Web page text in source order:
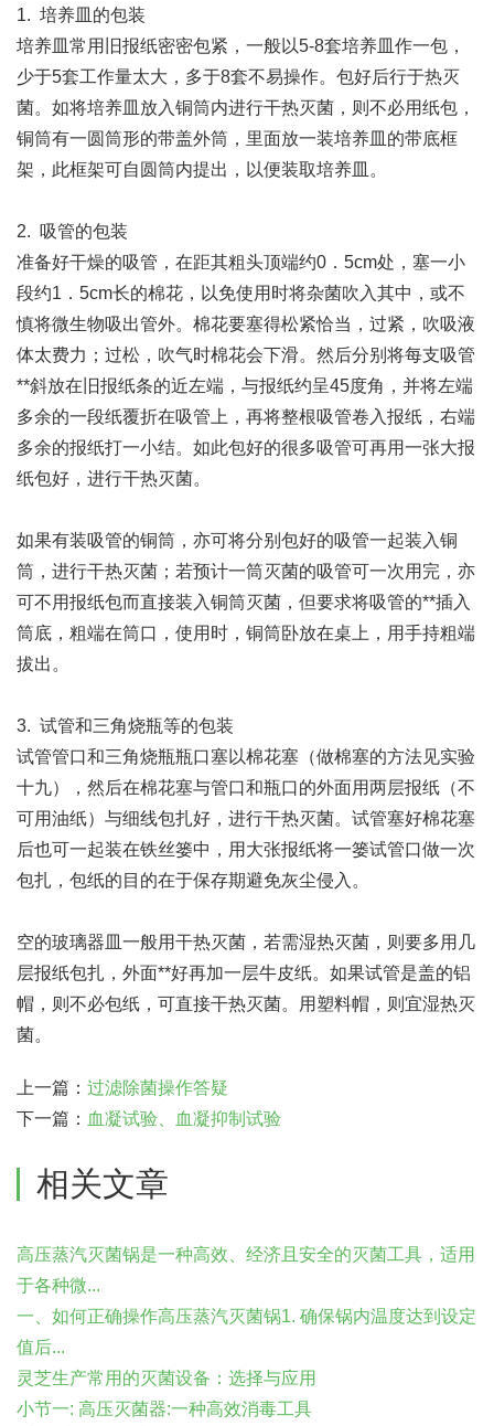
1. 培养皿的包装
培养皿常用旧报纸密密包紧，一般以5-8套培养皿作一包，
少于5套工作量太大，多于8套不易操作。包好后行于热灭
菌。如将培养皿放入铜筒内进行干热灭菌，则不必用纸包，
铜筒有一圆筒形的带盖外筒，里面放一装培养皿的带底框
架，此框架可自圆筒内提出，以便装取培养皿。
2. 吸管的包装
准备好干燥的吸管，在距其粗头顶端约0．5cm处，塞一小
段约1．5cm长的棉花，以免使用时将杂菌吹入其中，或不
慎将微生物吸出管外。棉花要塞得松紧恰当，过紧，吹吸液
体太费力；过松，吹气时棉花会下滑。然后分别将每支吸管
**斜放在旧报纸条的近左端，与报纸约呈45度角，并将左端
多余的一段纸覆折在吸管上，再将整根吸管卷入报纸，右端
多余的报纸打一小结。如此包好的很多吸管可再用一张大报
纸包好，进行干热灭菌。
如果有装吸管的铜筒，亦可将分别包好的吸管一起装入铜
筒，进行干热灭菌；若预计一筒灭菌的吸管可一次用完，亦
可不用报纸包而直接装入铜筒灭菌，但要求将吸管的**插入
筒底，粗端在筒口，使用时，铜筒卧放在桌上，用手持粗端
拔出。
3. 试管和三角烧瓶等的包装
试管管口和三角烧瓶瓶口塞以棉花塞（做棉塞的方法见实验
十九），然后在棉花塞与管口和瓶口的外面用两层报纸（不
可用油纸）与细线包扎好，进行干热灭菌。试管塞好棉花塞
后也可一起装在铁丝篓中，用大张报纸将一篓试管口做一次
包扎，包纸的目的在于保存期避免灰尘侵入。
空的玻璃器皿一般用干热灭菌，若需湿热灭菌，则要多用几
层报纸包扎，外面**好再加一层牛皮纸。如果试管是盖的铝
帽，则不必包纸，可直接干热灭菌。用塑料帽，则宜湿热灭
菌。
上一篇： 过滤除菌操作答疑
下一篇： 血凝试验、血凝抑制试验
相关文章
高压蒸汽灭菌锅是一种高效、经济且安全的灭菌工具，适用
于各种微...
一、如何正确操作高压蒸汽灭菌锅1. 确保锅内温度达到设定
值后...
灵芝生产常用的灭菌设备：选择与应用
小节一: 高压灭菌器:一种高效消毒工具